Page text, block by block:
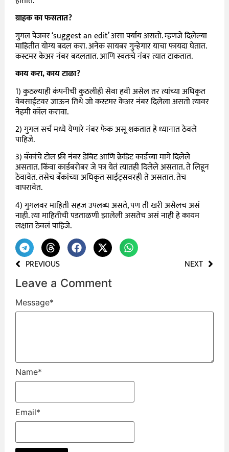
ग्राहक का फसतात?
गुगल पेजवर ‘suggest an edit’ असा पर्याय असतो. म्हणजे दिलेल्या
माहितीत योग्य बदल करा. अनेक सायबर गुन्हेगार याचा फायदा घेतात.
कस्टमर केअर नंबर बदलतात. आणि स्वतःचे नंबर त्यात टाकतात.
काय करा, काय टाळा?
1) कुठल्याही कंपनीची कुठलीही सेवा हवी असेल तर त्यांच्या अधिकृत
वेबसाईटवर जाऊन तिथे जो कस्टमर केअर नंबर दिलेला असतो त्यावर
नेहमी कॉल करावा.
2) गुगल सर्च मध्ये येणारे नंबर फेक असू शकतात हे ध्यानात ठेवले
पाहिजे.
3) बँकांचे टोल फ्री नंबर डेबिट आणि क्रेडिट कार्डच्या मागे दिलेले
असतात. किंवा कार्डबरोबर जे पत्र येतं त्यातही दिलेले असतात. ते लिहून
ठेवावेत. तसेच बँकांच्या अधिकृत साईट्सवरही ते असतात. तेच
वापरावेत.
4) गुगलवर माहिती सहज उपलब्ध असते, पण ती खरी असेलच असं
नाही. त्या माहितीची पडताळणी झालेली असतेच असं नाही हे कायम
लक्षात ठेवलं पाहिजे.
PREVIOUS NEXT
Leave a Comment
Message*
Name*
Email*